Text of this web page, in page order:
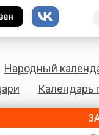
Народный
Календарь